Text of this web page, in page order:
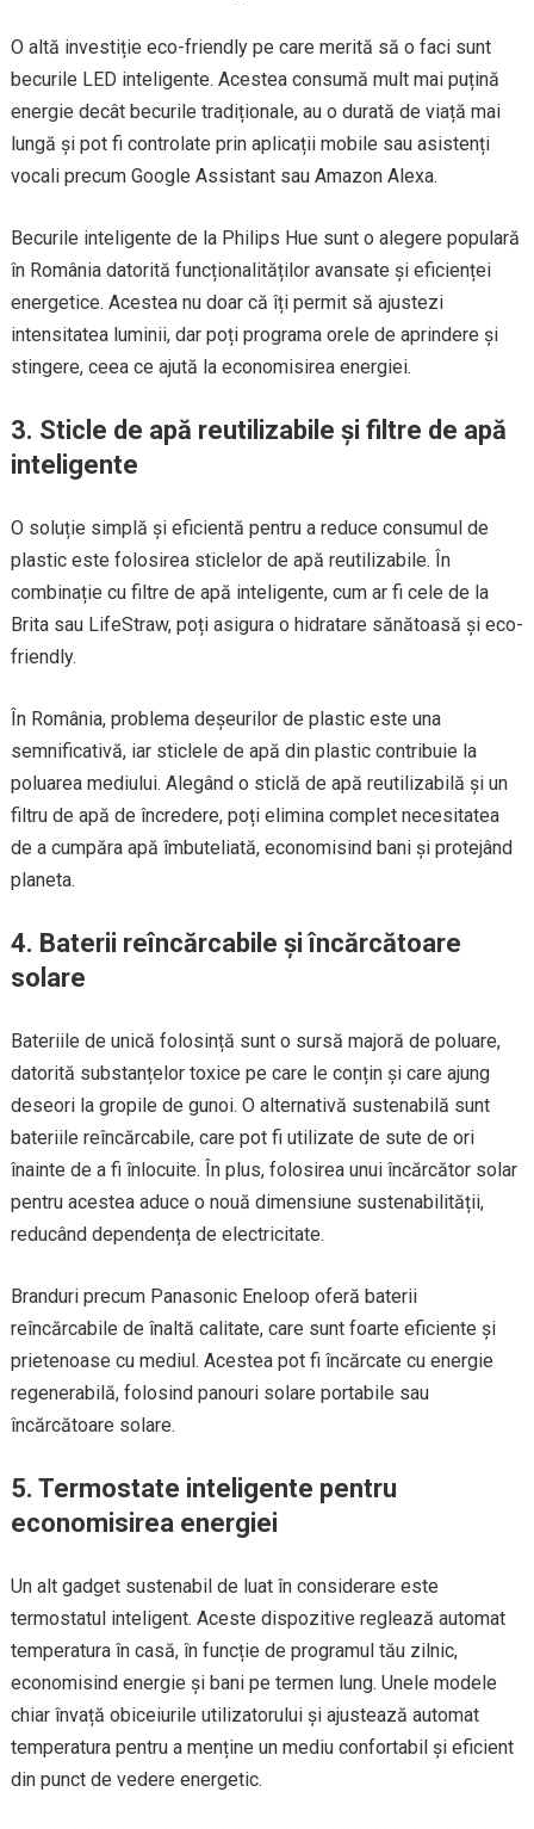
O altă investiție eco-friendly pe care merită să o faci sunt
becurile LED inteligente. Acestea consumă mult mai puțină
energie decât becurile tradiționale, au o durată de viață mai
lungă și pot fi controlate prin aplicații mobile sau asistenți
vocali precum Google Assistant sau Amazon Alexa.
Becurile inteligente de la Philips Hue sunt o alegere populară
în România datorită funcționalităților avansate și eficienței
energetice. Acestea nu doar că îți permit să ajustezi
intensitatea luminii, dar poți programa orele de aprindere și
stingere, ceea ce ajută la economisirea energiei.
3. Sticle de apă reutilizabile și filtre de apă
inteligente
O soluție simplă și eficientă pentru a reduce consumul de
plastic este folosirea sticlelor de apă reutilizabile. În
combinație cu filtre de apă inteligente, cum ar fi cele de la
Brita sau LifeStraw, poți asigura o hidratare sănătoasă și eco-
friendly.
În România, problema deșeurilor de plastic este una
semnificativă, iar sticlele de apă din plastic contribuie la
poluarea mediului. Alegând o sticlă de apă reutilizabilă și un
filtru de apă de încredere, poți elimina complet necesitatea
de a cumpăra apă îmbuteliată, economisind bani și protejând
planeta.
4. Baterii reîncărcabile și încărcătoare
solare
Bateriile de unică folosință sunt o sursă majoră de poluare,
datorită substanțelor toxice pe care le conțin și care ajung
deseori la gropile de gunoi. O alternativă sustenabilă sunt
bateriile reîncărcabile, care pot fi utilizate de sute de ori
înainte de a fi înlocuite. În plus, folosirea unui încărcător solar
pentru acestea aduce o nouă dimensiune sustenabilității,
reducând dependența de electricitate.
Branduri precum Panasonic Eneloop oferă baterii
reîncărcabile de înaltă calitate, care sunt foarte eficiente și
prietenoase cu mediul. Acestea pot fi încărcate cu energie
regenerabilă, folosind panouri solare portabile sau
încărcătoare solare.
5. Termostate inteligente pentru
economisirea energiei
Un alt gadget sustenabil de luat în considerare este
termostatul inteligent. Aceste dispozitive reglează automat
temperatura în casă, în funcție de programul tău zilnic,
economisind energie și bani pe termen lung. Unele modele
chiar învață obiceiurile utilizatorului și ajustează automat
temperatura pentru a menține un mediu confortabil și eficient
din punct de vedere energetic.